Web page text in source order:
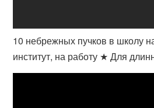
10 небрежных пучков в школу
институт, на работу ★ Для